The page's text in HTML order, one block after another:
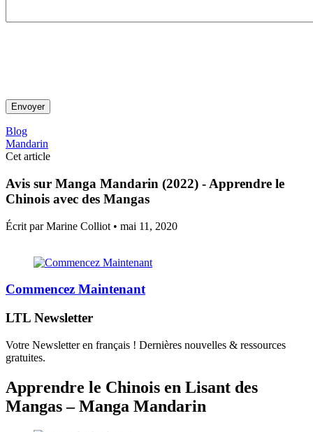
Blog
Mandarin
Cet article
Avis sur Manga Mandarin (2022) - Apprendre le
Chinois avec des Mangas
Écrit par Marine Colliot • mai 11, 2020
Commencez Maintenant
LTL Newsletter
Votre Newsletter en français ! Dernières nouvelles & ressources
gratuites.
Apprendre le Chinois en Lisant des
Mangas – Manga Mandarin